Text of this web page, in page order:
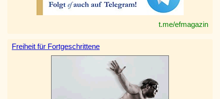
t.me/efmagazin
Freiheit für Fortgeschrittene